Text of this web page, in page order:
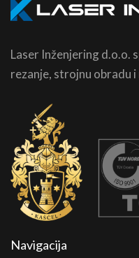
Laser Inženjering d.o.o.
rezanje, strojnu obradu i
Navigacija